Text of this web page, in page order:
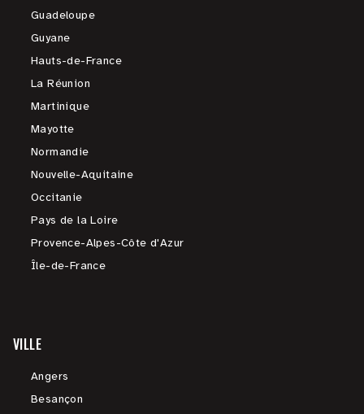
Guadeloupe
Guyane
Hauts-de-France
La Réunion
Martinique
Mayotte
Normandie
Nouvelle-Aquitaine
Occitanie
Pays de la Loire
Provence-Alpes-Côte d'Azur
Île-de-France
VILLE
Angers
Besançon